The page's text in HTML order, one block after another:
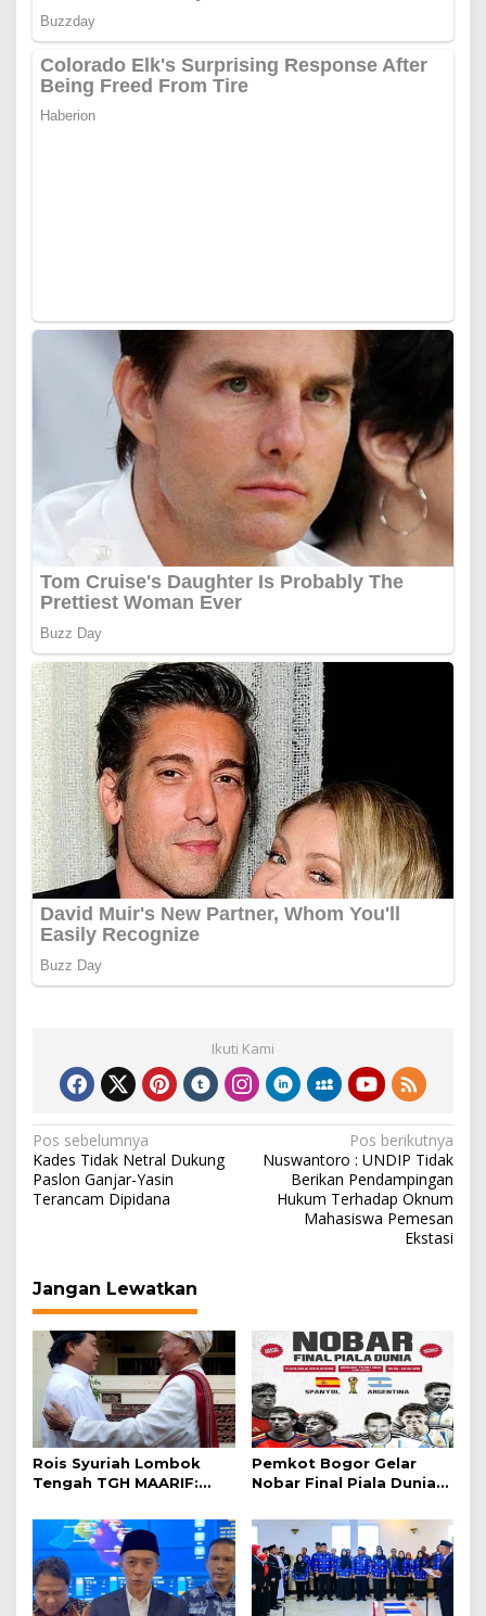
Ikuti Kami
Navigasi
pos
Pos sebelumnya
Kades Tidak Netral Dukung
Paslon Ganjar-Yasin
Terancam Dipidana
Pos berikutnya
Nuswantoro : UNDIP Tidak
Berikan Pendampingan
Hukum Terhadap Oknum
Mahasiswa Pemesan
Ekstasi
Jangan Lewatkan
Rois Syuriah Lombok
Tengah TGH MAARIF:
Abad Kedua NU”
Pemkot Bogor Gelar
Nobar Final Piala Dunia